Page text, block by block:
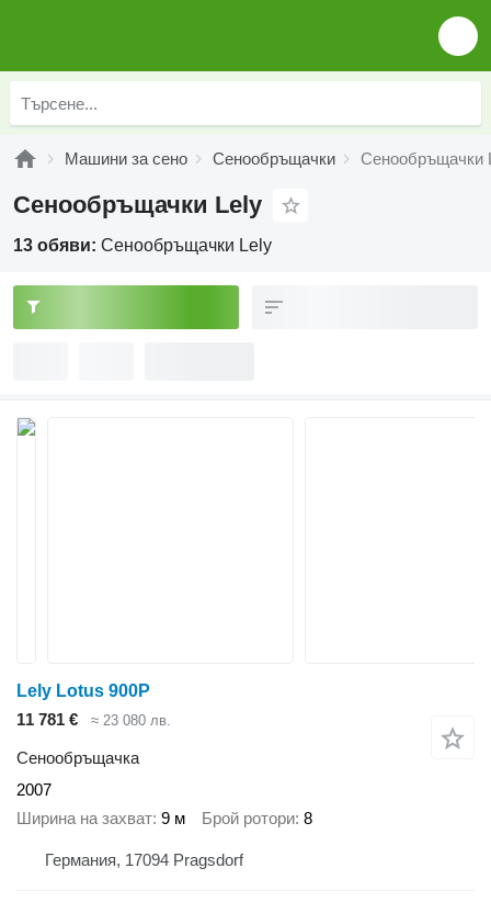
Машини за сено Сенообръщачки Сенообръщачки
Сенообръщачки Lely
13 обяви: Сенообръщачки Lely
Lely Lotus 900P
11 781 €
≈ 23 080 лв.
Сенообръщачка
2007
Ширина на захват 9 м Брой ротори 8
Германия, 17094 Pragsdorf